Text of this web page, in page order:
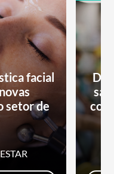
facial
setor de
Dia